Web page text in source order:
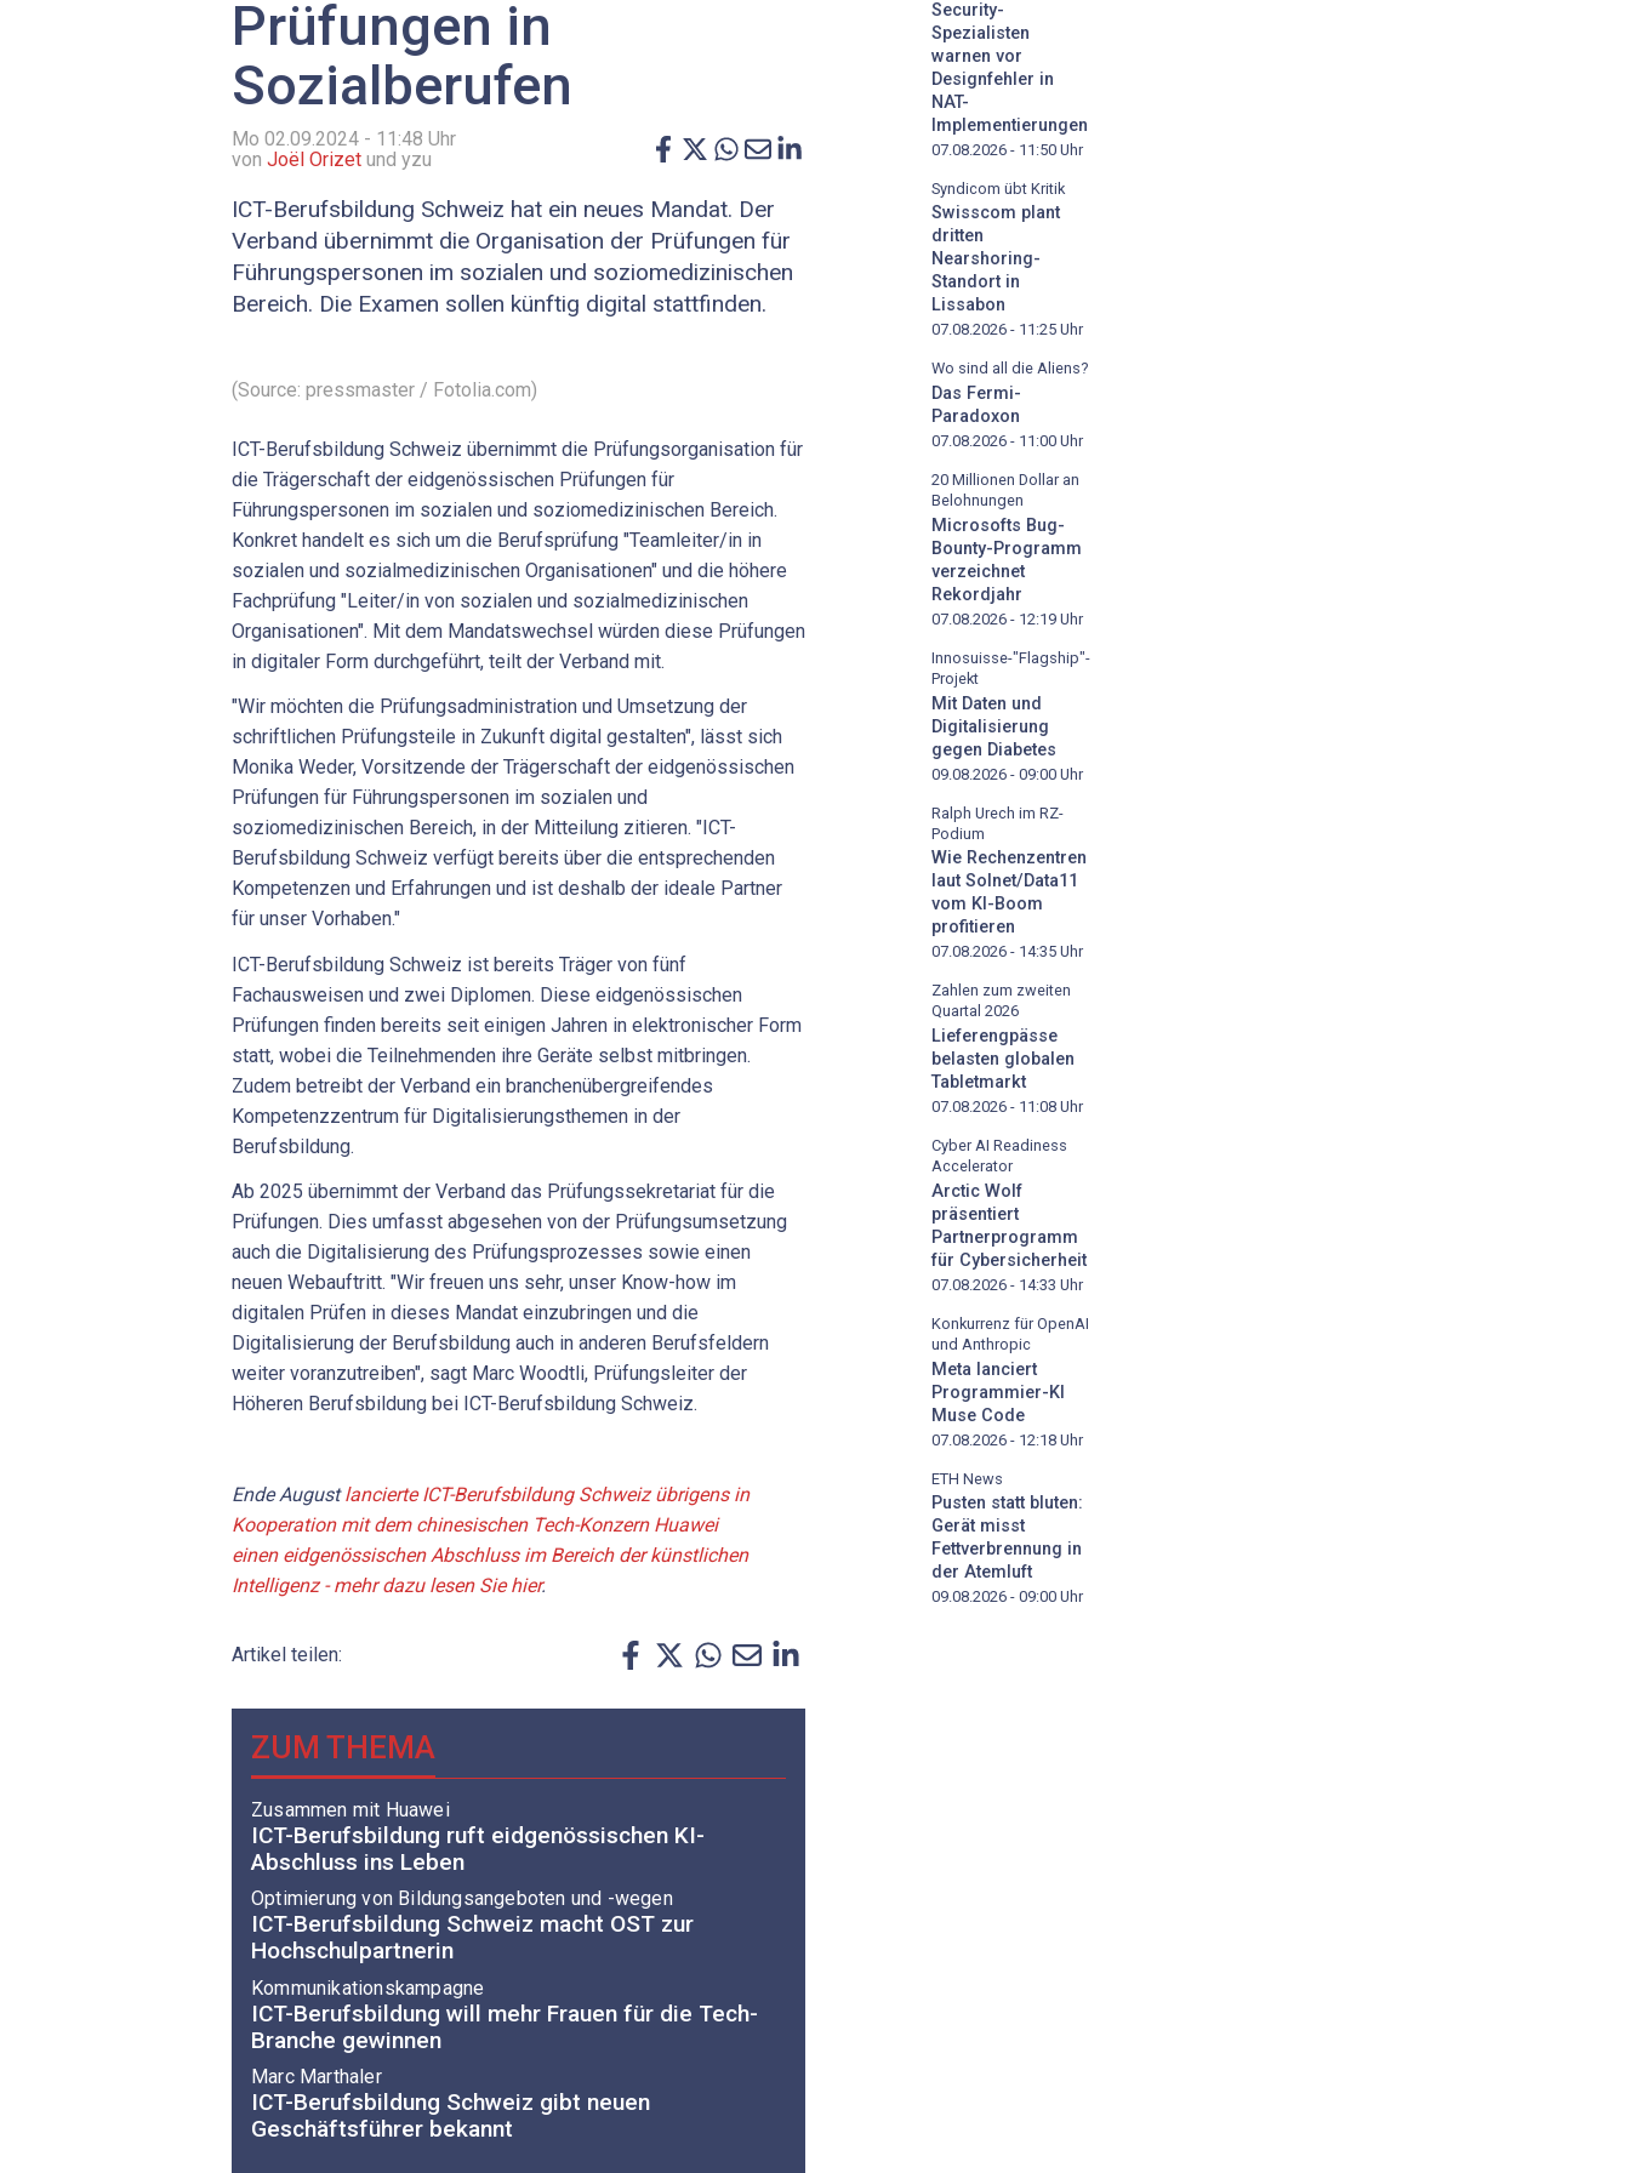
Prüfungen in
Sozialberufen
Mo 02.09.2024 - 11:48 Uhr
von Joël Orizet und yzu
ICT-Berufsbildung Schweiz hat ein neues Mandat. Der
Verband übernimmt die Organisation der Prüfungen für
Führungspersonen im sozialen und soziomedizinischen
Bereich. Die Examen sollen künftig digital stattfinden.
(Source: pressmaster / Fotolia.com)
ICT-Berufsbildung Schweiz übernimmt die Prüfungsorganisation für
die Trägerschaft der eidgenössischen Prüfungen für
Führungspersonen im sozialen und soziomedizinischen Bereich.
Konkret handelt es sich um die Berufsprüfung "Teamleiter/in in
sozialen und sozialmedizinischen Organisationen" und die höhere
Fachprüfung "Leiter/in von sozialen und sozialmedizinischen
Organisationen". Mit dem Mandatswechsel würden diese Prüfungen
in digitaler Form durchgeführt, teilt der Verband mit.
"Wir möchten die Prüfungsadministration und Umsetzung der
schriftlichen Prüfungsteile in Zukunft digital gestalten", lässt sich
Monika Weder, Vorsitzende der Trägerschaft der eidgenössischen
Prüfungen für Führungspersonen im sozialen und
soziomedizinischen Bereich, in der Mitteilung zitieren. "ICT-
Berufsbildung Schweiz verfügt bereits über die entsprechenden
Kompetenzen und Erfahrungen und ist deshalb der ideale Partner
für unser Vorhaben."
ICT-Berufsbildung Schweiz ist bereits Träger von fünf
Fachausweisen und zwei Diplomen. Diese eidgenössischen
Prüfungen finden bereits seit einigen Jahren in elektronischer Form
statt, wobei die Teilnehmenden ihre Geräte selbst mitbringen.
Zudem betreibt der Verband ein branchenübergreifendes
Kompetenzzentrum für Digitalisierungsthemen in der
Berufsbildung.
Ab 2025 übernimmt der Verband das Prüfungssekretariat für die
Prüfungen. Dies umfasst abgesehen von der Prüfungsumsetzung
auch die Digitalisierung des Prüfungsprozesses sowie einen
neuen Webauftritt. "Wir freuen uns sehr, unser Know-how im
digitalen Prüfen in dieses Mandat einzubringen und die
Digitalisierung der Berufsbildung auch in anderen Berufsfeldern
weiter voranzutreiben", sagt Marc Woodtli, Prüfungsleiter der
Höheren Berufsbildung bei ICT-Berufsbildung Schweiz.
Ende Augustlancierte ICT-Berufsbildung Schweiz übrigens in
Kooperation mit dem chinesischen Tech-Konzern Huawei
einen eidgenössischen Abschluss im Bereich der künstlichen
Intelligenz - mehr dazu lesen Sie hier.
Artikel teilen:
ZUM THEMA
Zusammen mit Huawei
ICT-Berufsbildung ruft eidgenössischen KI-
Abschluss ins Leben
Optimierung von Bildungsangeboten und -wegen
ICT-Berufsbildung Schweiz macht OST zur
Hochschulpartnerin
Kommunikationskampagne
ICT-Berufsbildung will mehr Frauen für die Tech-
Branche gewinnen
Marc Marthaler
ICT-Berufsbildung Schweiz gibt neuen
Geschäftsführer bekannt
Security-
Spezialisten
warnen vor
Designfehler in
NAT-
Implementierungen
07.08.2026 - 11:50 Uhr
Syndicom übt Kritik
Swisscom plant
dritten
Nearshoring-
Standort in
Lissabon
07.08.2026 - 11:25 Uhr
Wo sind all die Aliens?
Das Fermi-
Paradoxon
07.08.2026 - 11:00 Uhr
20 Millionen Dollar an
Belohnungen
Microsofts Bug-
Bounty-Programm
verzeichnet
Rekordjahr
07.08.2026 - 12:19 Uhr
Innosuisse-"Flagship"-
Projekt
Mit Daten und
Digitalisierung
gegen Diabetes
09.08.2026 - 09:00 Uhr
Ralph Urech im RZ-
Podium
Wie Rechenzentren
laut Solnet/Data11
vom KI-Boom
profitieren
07.08.2026 - 14:35 Uhr
Zahlen zum zweiten
Quartal 2026
Lieferengpässe
belasten globalen
Tabletmarkt
07.08.2026 - 11:08 Uhr
Cyber AI Readiness
Accelerator
Arctic Wolf
präsentiert
Partnerprogramm
für Cybersicherheit
07.08.2026 - 14:33 Uhr
Konkurrenz für OpenAI
und Anthropic
Meta lanciert
Programmier-KI
Muse Code
07.08.2026 - 12:18 Uhr
ETH News
Pusten statt bluten:
Gerät misst
Fettverbrennung in
der Atemluft
09.08.2026 - 09:00 Uhr